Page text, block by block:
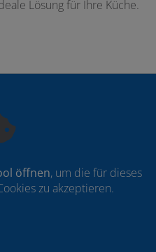
Lösung für Ihre Küche.
öffnen, um die für dieses
zu akzeptieren.